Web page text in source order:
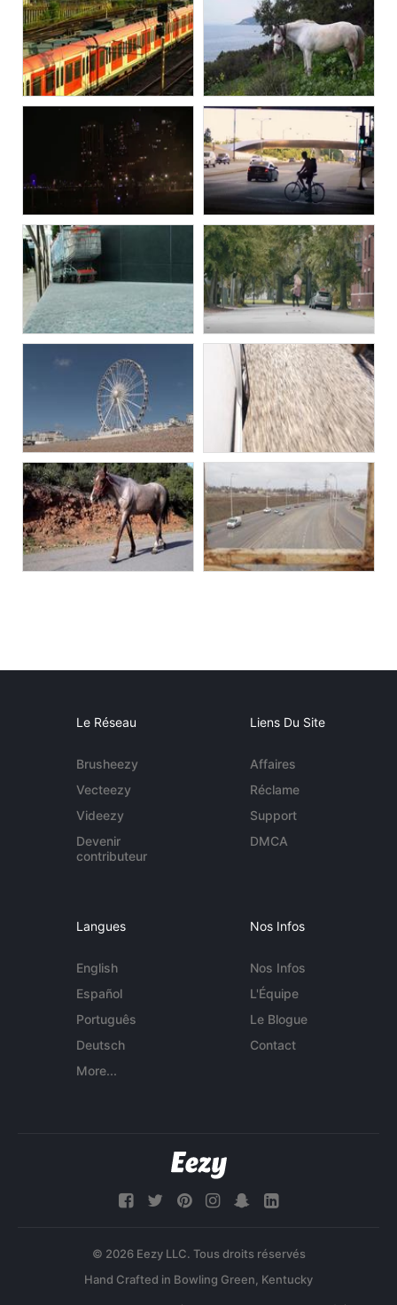
Le Réseau
Brusheezy
Vecteezy
Videezy
Devenir
contributeur
Liens Du Site
Affaires
Réclame
Support
DMCA
Langues
English
Español
Português
Deutsch
More...
Nos Infos
Nos Infos
L'Équipe
Le Blogue
Contact
© 2026 Eezy LLC. Tous droits réservés